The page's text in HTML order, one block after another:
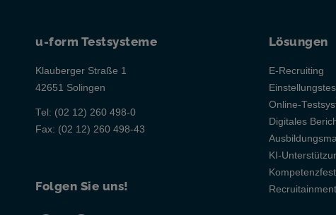
u-form Testsysteme
Klauberger Straße 1
42651 Solingen
Tel: (02 12) 260 498-0
Fax: (02 12) 260 498-43
Folgen Sie uns!
Lösungen
E-Recruiting
Online-
Digitales
KI-
Recruitainment